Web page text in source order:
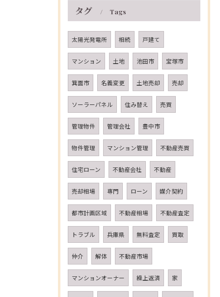
タグ Tags
太陽光発電所 相続 戸建て
マンション 土地 池田市 宝塚市
箕面市 名義変更 土地売却 売却
ソーラーパネル 住み替え 売買
管理物件 管理会社 豊中市
物件管理 マンション管理 不動産売買
住宅ローン 不動産会社 不動産
売却相場 専門 ローン 媒介契約
都市計画区域 不動産相場 不動産査定
トラブル 兵庫県 無料査定 買取
仲介 解体 不動産市場
マンションオーナー 繰上返済 家